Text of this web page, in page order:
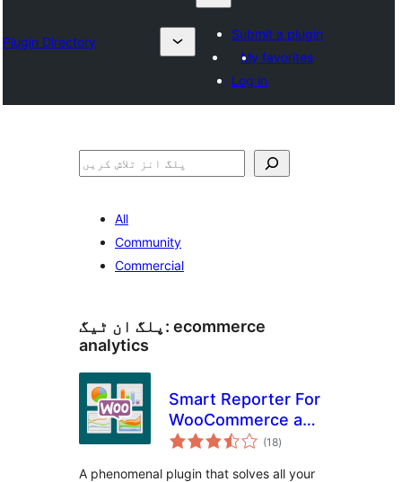
Plugin Directory
Submit a plugin
My favorites
Log in
تلاش
All
Community
Commercial
پلگ ان ٹیگ: ecommerce
analytics
Smart Reporter For
WooCommerce and
WP eCommerce
(18مجموعی
درجہ
)
A phenomenal plugin that solves all your